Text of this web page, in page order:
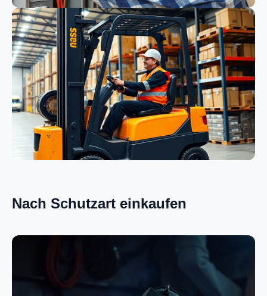
Elektrik
Logistik
Nach Schutzart einkaufen